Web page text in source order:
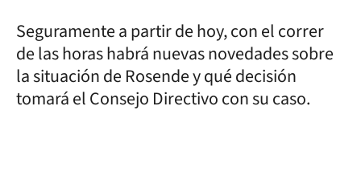
Seguramente a partir de hoy, con el correr
de las horas habrá nuevas novedades sobre
la situación de Rosende y qué decisión
tomará el Consejo Directivo con su caso.